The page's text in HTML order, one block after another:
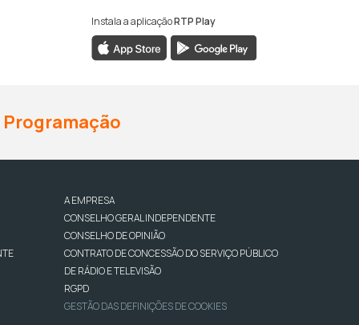
Instala a aplicaçãoRTP Play
Programação
A EMPRESA
CONSELHO GERAL INDEPENDENTE
CONSELHO DE OPINIÃO
CONTRATO DE CONCESSÃO DO SERVIÇO PÚBLICO
DE RÁDIO E TELEVISÃO
RGPD
GESTÃO DAS DEFINIÇÕES DE COOKIES